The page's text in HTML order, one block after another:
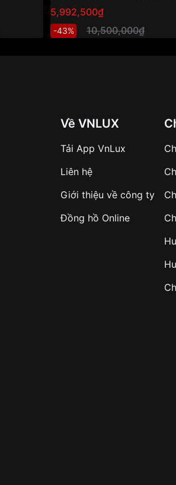
Đồng hồ nam cơ hở tim, mặt
xanh sang trọng
5,992,500₫
-43% 10,500,000₫
Về VNLUX
Tải App VnLux
Liên hệ
Giới thiệu về công ty
Đồng hồ Online